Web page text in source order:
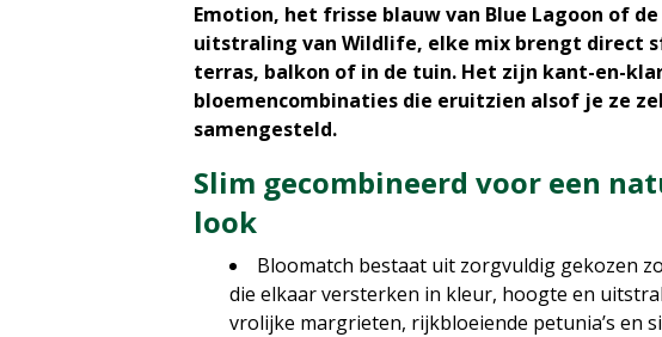
Emotion, het frisse blauw van Blue Lagoon of
uitstraling van Wildlife, elke mix brengt direct
terras, balkon of in de tuin. Het zijn kant-en-
bloemencombinaties die eruitzien alsof je ze
samengesteld.
Slim gecombineerd voor een
look
Bloomatch bestaat uit zorgvuldig gekozen
die elkaar versterken in kleur, hoogte en
vrolijke margrieten, rijkbloeiende petunia’s en